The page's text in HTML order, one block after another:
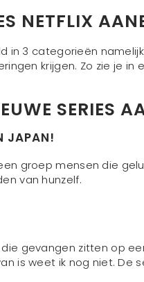
NETFLIX
in 3 categorieën
krijgen. Zo zie je
SERIES
JAPAN!
groep mensen die
van hunzelf.
gevangen zitten op
is weet ik nog niet. De